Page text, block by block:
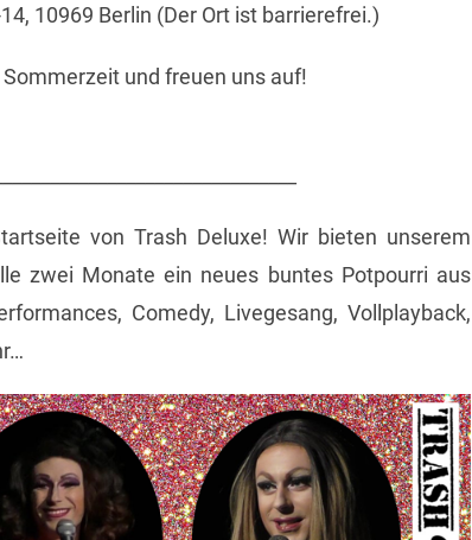
10969 Berlin (Der Ort ist barrierefrei.)
und freuen uns auf!
von Trash Deluxe! Wir bieten unserem
zwei Monate ein neues buntes Potpourri aus
Comedy, Livegesang, Vollplayback,